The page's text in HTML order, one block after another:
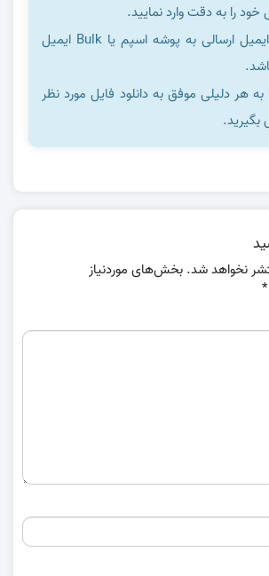
را به دقت وارد نمایید.
ممکن است ایمیل ارسالی به پوشه اسپم یا Bulk ایمیل
هر دلیلی موفق به دانلود فایل مورد نظر
بگیرید.
نخواهد شد. بخش‌های موردنیاز
*